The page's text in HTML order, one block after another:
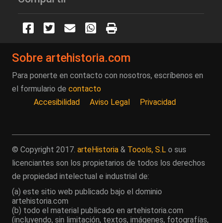
Sobre artehistoria.com
Para ponerte en contacto con nosotros, escríbenos en
el formulario de contacto
Accesibilidad
Aviso Legal Privacidad
© Copyright 2017. arteHistoria & Toools, S.L o sus
licenciantes son los propietarios de todos los derechos
de propiedad intelectual e industrial de:
(a) este sitio web publicado bajo el dominio
artehistoria.com
(b) todo el material publicado en artehistoria.com
(incluyendo, sin limitación, textos, imágenes, fotografías,